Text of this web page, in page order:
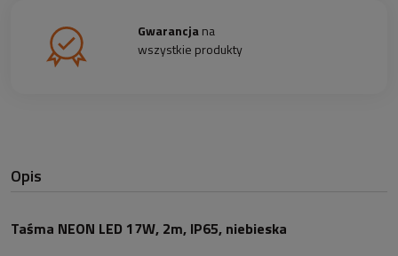
Gwarancjana
wszystkie produkty
Opis
Taśma NEON LED 17W, 2m, IP65, niebieska